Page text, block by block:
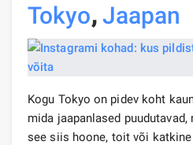
Tokyo, Jaapan
Kogu Tokyo on pidev koht
mida jaapanlased
see siis hoone, toit või